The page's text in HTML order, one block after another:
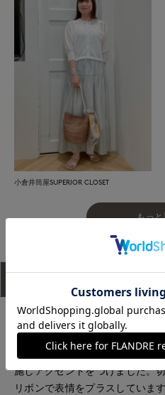
小倉井筒屋SUPERIOR CLOSET
もっと
■デザイン
素材感を活かした表情豊かなギ
仕様でイージーな着心地です。
施しアクセントをつけました。
リボンで表情をプラスしていま